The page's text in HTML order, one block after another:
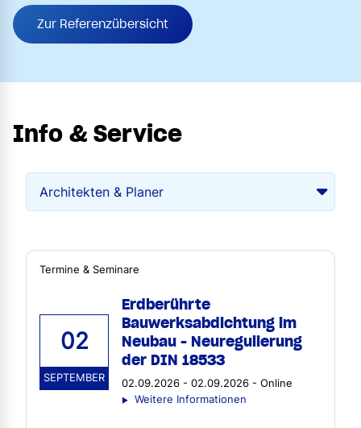
Zur Referenzübersicht
Info & Service
Termine & Seminare
02
SEPTEMBER
Erdberührte
Bauwerksabdichtung im
Neubau - Neuregulierung
der DIN 18533
02.09.2026 - 02.09.2026 - Online
Weitere Informationen